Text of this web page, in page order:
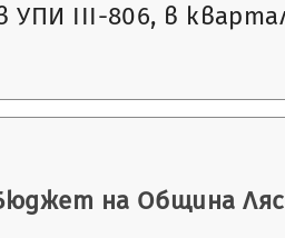
УПИ III-806, в
на Община